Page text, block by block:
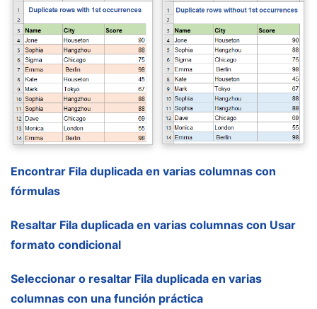
Encontrar Fila duplicada en varias columnas con
fórmulas
Resaltar Fila duplicada en varias columnas con Usar
formato condicional
Seleccionar o resaltar Fila duplicada en varias
columnas con una función práctica